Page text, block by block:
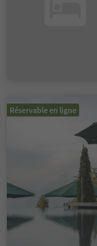
Réservable en ligne